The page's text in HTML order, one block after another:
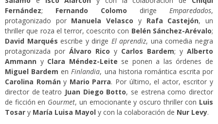
Fernández; Fernando Colomo dirige Emparedados,
protagonizado por Manuela Velasco y Rafa Castejón, un
thriller que roza el terror, coescrito con Belén Sánchez-Arévalo;
David Marqués escribe y dirige El aprendiz, una comedia negra
protagonizada por Álvaro Rico y Carlos Bardem; y Alberto
Ammann y Clara Méndez-Leite se ponen a las órdenes de
Miguel Bardem enFinlandia, una historia romántica escrita por
Carolina Román y Mario Parra. Por último, el actor, escritor y
director de teatro Juan Diego Botto, se estrena como director
de ficción en Gourmet, un emocionante y oscuro thriller con Luis
Tosar y María Luisa Mayol y con la colaboración de Nur Levy.